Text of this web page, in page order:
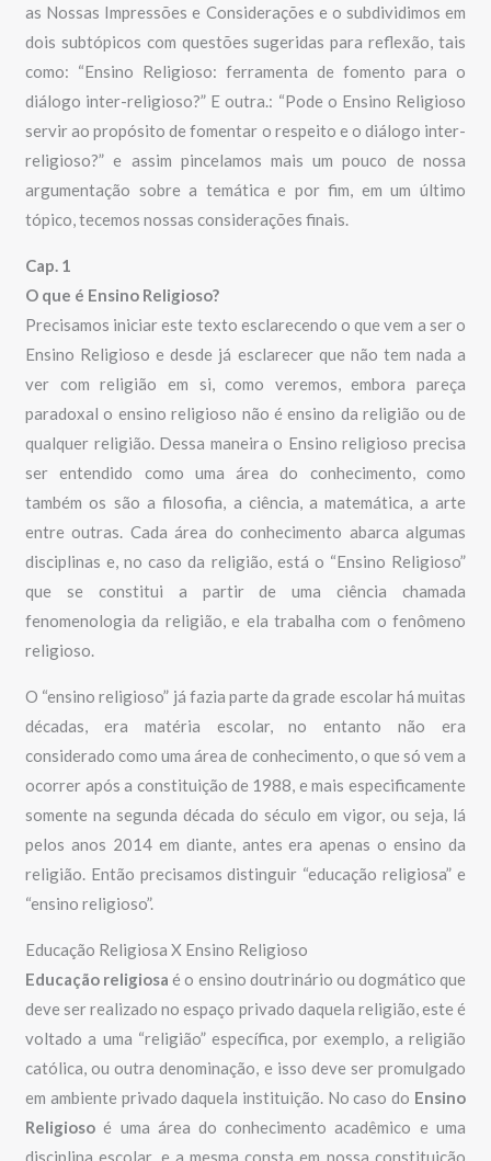
as Nossas Impressões e Considerações e o subdividimos em
dois subtópicos com questões sugeridas para reflexão, tais
como: “Ensino Religioso: ferramenta de fomento para o
diálogo inter-religioso?” E outra.: “Pode o Ensino Religioso
servir ao propósito de fomentar o respeito e o diálogo inter-
religioso?” e assim pincelamos mais um pouco de nossa
argumentação sobre a temática e por fim, em um último
tópico, tecemos nossas considerações finais.
Cap. 1
O que é Ensino Religioso?
Precisamos iniciar este texto esclarecendo o que vem a ser o
Ensino Religioso e desde já esclarecer que não tem nada a
ver com religião em si, como veremos, embora pareça
paradoxal o ensino religioso não é ensino da religião ou de
qualquer religião. Dessa maneira o Ensino religioso precisa
ser entendido como uma área do conhecimento, como
também os são a filosofia, a ciência, a matemática, a arte
entre outras. Cada área do conhecimento abarca algumas
disciplinas e, no caso da religião, está o “Ensino Religioso”
que se constitui a partir de uma ciência chamada
fenomenologia da religião, e ela trabalha com o fenômeno
religioso.
O “ensino religioso” já fazia parte da grade escolar há muitas
décadas, era matéria escolar, no entanto não era
considerado como uma área de conhecimento, o que só vem a
ocorrer após a constituição de 1988, e mais especificamente
somente na segunda década do século em vigor, ou seja, lá
pelos anos 2014 em diante, antes era apenas o ensino da
religião. Então precisamos distinguir “educação religiosa” e
“ensino religioso”.
Educação Religiosa X Ensino Religioso
Educação religiosa é o ensino doutrinário ou dogmático que
deve ser realizado no espaço privado daquela religião, este é
voltado a uma “religião” específica, por exemplo, a religião
católica, ou outra denominação, e isso deve ser promulgado
em ambiente privado daquela instituição. No caso do Ensino
Religioso é uma área do conhecimento acadêmico e uma
disciplina escolar, e a mesma consta em nossa constituição